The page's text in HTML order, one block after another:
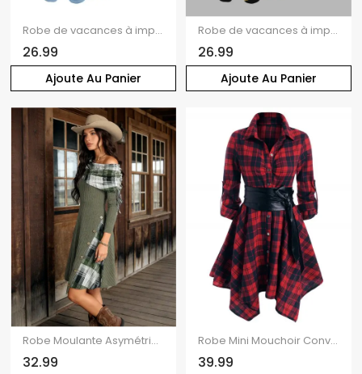
Ajoute Au Panier
Robe de vacances à imprimé aquarelle ombré de feuilles, bretelles spaghetti, robe longue
26.99
Ajoute Au Panier
Robe de vacances à imprimé floral magnolia délavé, poches et bretelles spaghetti
26.99
Robe Moulante Asymétrique Jointive à Carreaux Boutonnée à Epaule Dénudée
32.99
Robe Mini Mouchoir Convertible Ceinturée à Carreaux à Manches Roulées
39.99